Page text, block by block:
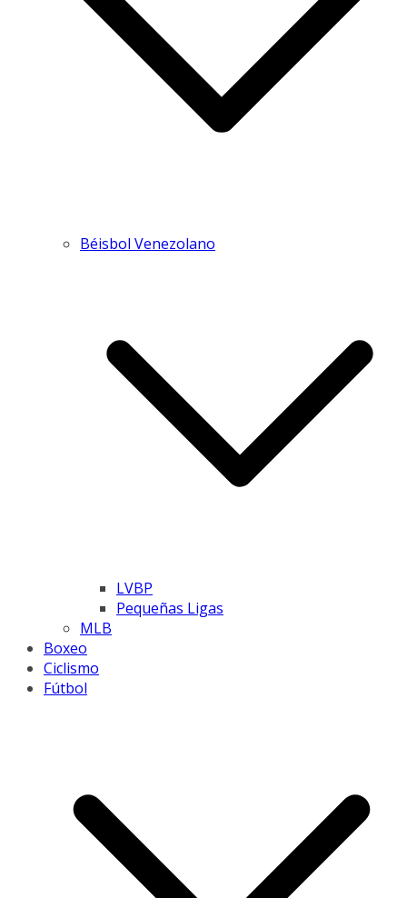
Béisbol Venezolano
LVBP
Pequeñas Ligas
MLB
Boxeo
Ciclismo
Fútbol